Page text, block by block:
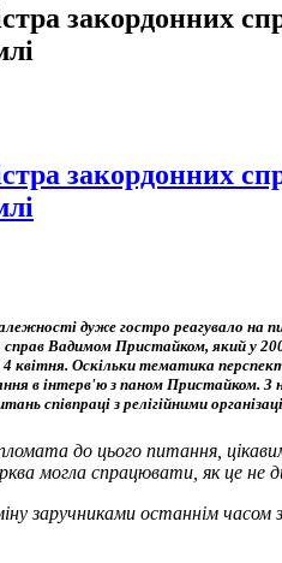
закордонних
закордонних
дуже гостро реагувало
Вадимом Пристайком, який у
4 квітня. Оскільки тематика
в інтерв'ю з паном Пристайком. З
співпраці з релігійними
до цього питання,
могла спрацювати, як це не
заручниками останнім часом